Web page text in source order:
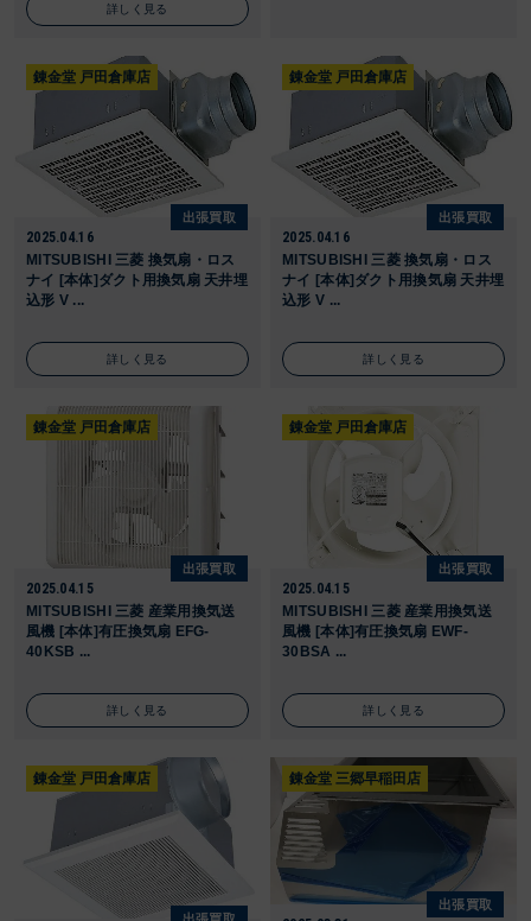
詳しく見る
錬金堂 戸田倉庫店
出張買取
2025.04.16
MITSUBISHI 三菱 換気扇・ロス
ナイ [本体]ダクト用換気扇 天井埋
込形 V ...
詳しく見る
錬金堂 戸田倉庫店
出張買取
2025.04.16
MITSUBISHI 三菱 換気扇・ロス
ナイ [本体]ダクト用換気扇 天井埋
込形 V ...
詳しく見る
錬金堂 戸田倉庫店
出張買取
2025.04.15
MITSUBISHI 三菱 産業用換気送
風機 [本体]有圧換気扇 EFG-
40KSB ...
詳しく見る
錬金堂 戸田倉庫店
出張買取
2025.04.15
MITSUBISHI 三菱 産業用換気送
風機 [本体]有圧換気扇 EWF-
30BSA ...
詳しく見る
錬金堂 戸田倉庫店 錬金堂 三郷早稲田店
出張買取